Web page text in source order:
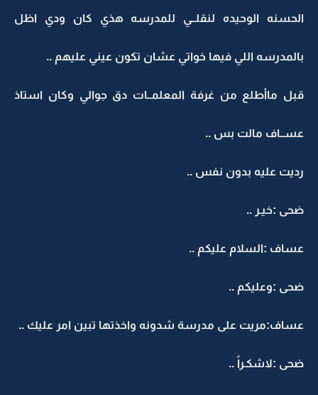
الحسنه الوحيده لنقلــي للمدرسه هذي كان ودي اظل
بالمدرسه اللي فيها خواتي عشان تكون عيني عليهم ..
قبل ماأطلع من غرفة المعلمــات دق جوالي وكان استاذ
عســاف مالت بس ..
رديت عليه بدون نفس ..
ضحى :خيـر ..
عساف :السلام عليكم ..
ضحى :وعليكم ..
عساف:مريت على مدرسة شدونه واخذتها تبين امر عليك ..
ضحى :لاشكـراً ..